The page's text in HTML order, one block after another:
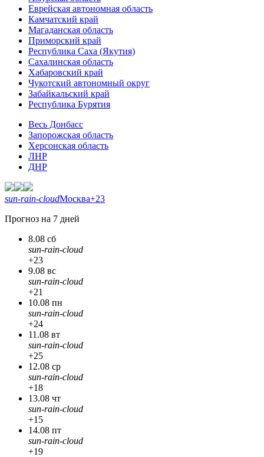
Еврейская автономная область
Камчатский край
Магаданская область
Приморский край
Республика Саха (Якутия)
Сахалинская область
Хабаровский край
Чукотский автономный округ
Забайкальский край
Республика Бурятия
Весь Донбасс
Запорожская область
Херсонская область
ЛНР
ДНР
sun-rain-cloudМосква+23
Прогноз на 7 дней
8.08 сб
sun-rain-cloud
+23
9.08 вс
sun-rain-cloud
+21
10.08 пн
sun-rain-cloud
+24
11.08 вт
sun-rain-cloud
+25
12.08 ср
sun-rain-cloud
+18
13.08 чт
sun-rain-cloud
+15
14.08 пт
sun-rain-cloud
+19